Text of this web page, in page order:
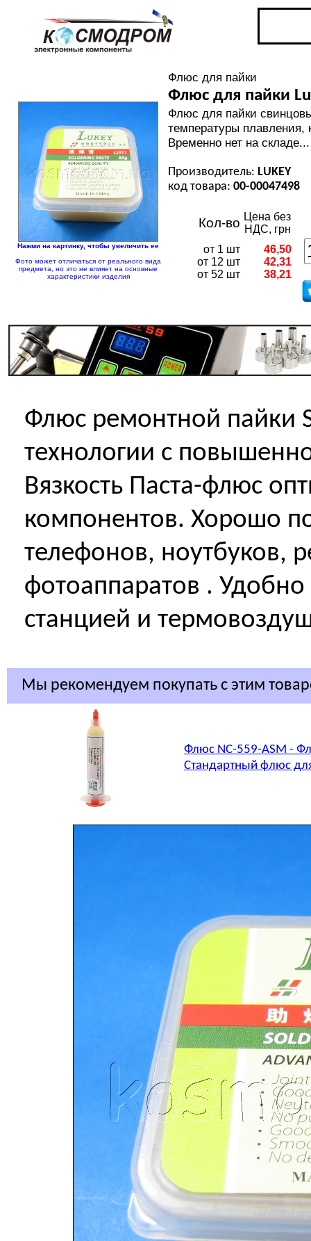
Нажми на картинку, чтобы увеличить ее
Фото может отличаться от реального вида
предмета, но это не влияет на основные
характеристики изделия
Флюс для пайки
Флюс для пайки
Флюс для пайки
температуры плавления,
Временно нет на складе...
Производитель: LUKEY
код товара: 00-00047498
Кол-во Цена без
НДС, грн
от 1 шт
от 12 шт
от 52 шт
46,50
42,31
38,21
Флюс ремонтной пайки
технологии c
Вязкость Паста-флюс
компонентов. Хорошо
телефонов, ноутбуков,
фотоаппаратов .
станцией и
Мы рекомендуем покупать с этим
Флюс NC-559-ASM -
Стандартный флюс